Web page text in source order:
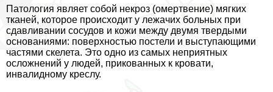
Патология являет собой некроз (омертвение) мягких
тканей, которое происходит у лежачих больных при
сдавливании сосудов и кожи между двумя твердыми
основаниями: поверхностью постели и выступающими
частями скелета. Это одно из самых неприятных
осложнений у людей, прикованных к кровати,
инвалидному креслу.